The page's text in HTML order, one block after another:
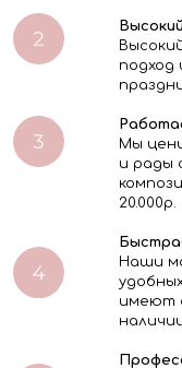
Мы
и рады
20.000р.
Наши
имеют